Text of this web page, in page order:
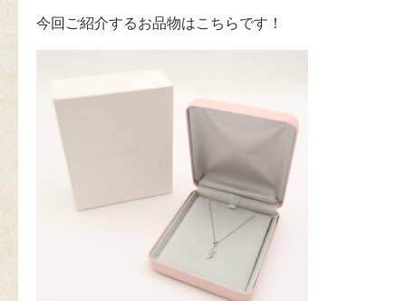
今回ご紹介するお品物はこちらです！